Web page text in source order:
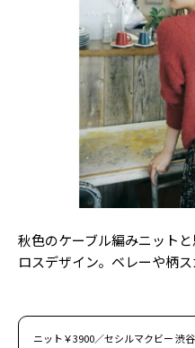
秋色のケーブル編みニット
ロスデザイン。ベレーや柄
ニット￥3900／セシルマクビー 渋